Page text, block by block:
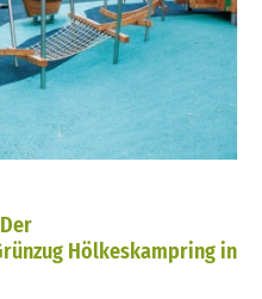
Hölkeskampring in